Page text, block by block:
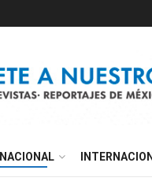
NACIONAL